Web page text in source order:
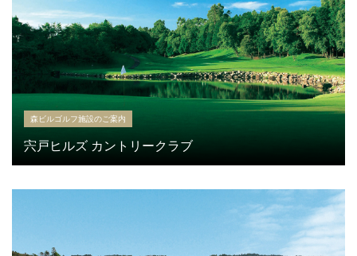
森ビルゴルフ施設のご案内
宍戸ヒルズ カントリークラブ